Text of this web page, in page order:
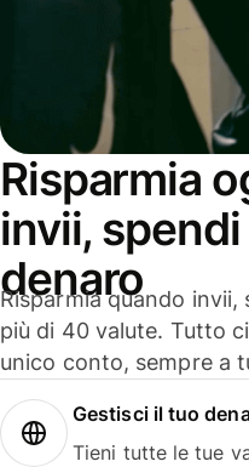
Risparmia
invii,
denaro
Risparmia quando
più di 40 valute. Tutto
unico conto, sempre a
Gestisci il tuo
Tieni tutte le tue